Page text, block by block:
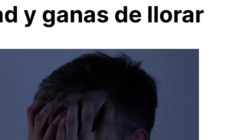
y ganas de llorar